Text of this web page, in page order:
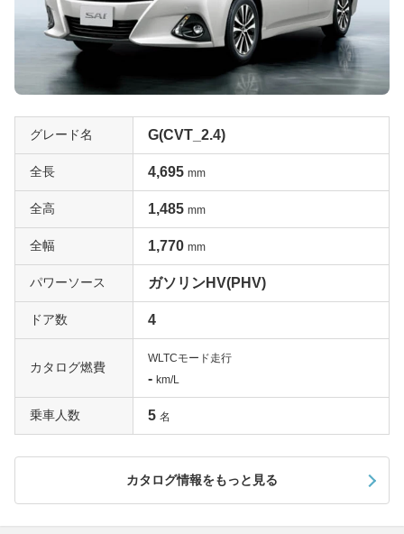
容なので、オススメのグレードだと言えるでしょう。一括
査定でも高評価が期待できそうです。
安全装備が充実「GAパッケージ」
です。最上級のGをベースに安全機能を充実させているの
が特徴で、その内容を見てみると車線を認識して逸脱しそ
うになるとステアリングを修正するレーンキーピングアシ
スト(LKA)、衝突回避自動ブレーキのプリクラッシュ・セ
ーフティシステム、前車に追従するレーダークルーズコン
トロール、T-Connect専用DCM、エアバッグ連動ヘルプネ
較しても見劣りしない安全機能を備えているので、中古市
場でも人気が高いモデル。高額評価は確実でしょう。
ン」
SAIのツーリングセレクションは、2011年11月にSとGそ
れぞれのグレードに設定されたモデル。特徴はスポーティ
なエクステリアで、フロントスポイラーにリヤバンパース
ポイラー、リヤリップスポイラーを装備。さらにロアグリ
ルをメッキとして、安定感あるフォルムと豪華さを両立し
ています。またアルミホイールは18インチとなり、タイ
ヤも215/45R18を装着。どっしりとした迫力のフォルムを
グレード名 G(CVT_2.4)
全長 4,695 mm
全高 1,485 mm
全幅 1,770 mm
パワーソース ガソリンHV(PHV)
ドア数 4
カタログ燃費
WLTCモード走行
- km/L
乗車人数 5 名
カタログ情報をもっと見る